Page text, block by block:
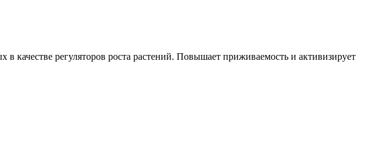
качестве регуляторов роста растений. Повышает приживаемость и активизирует